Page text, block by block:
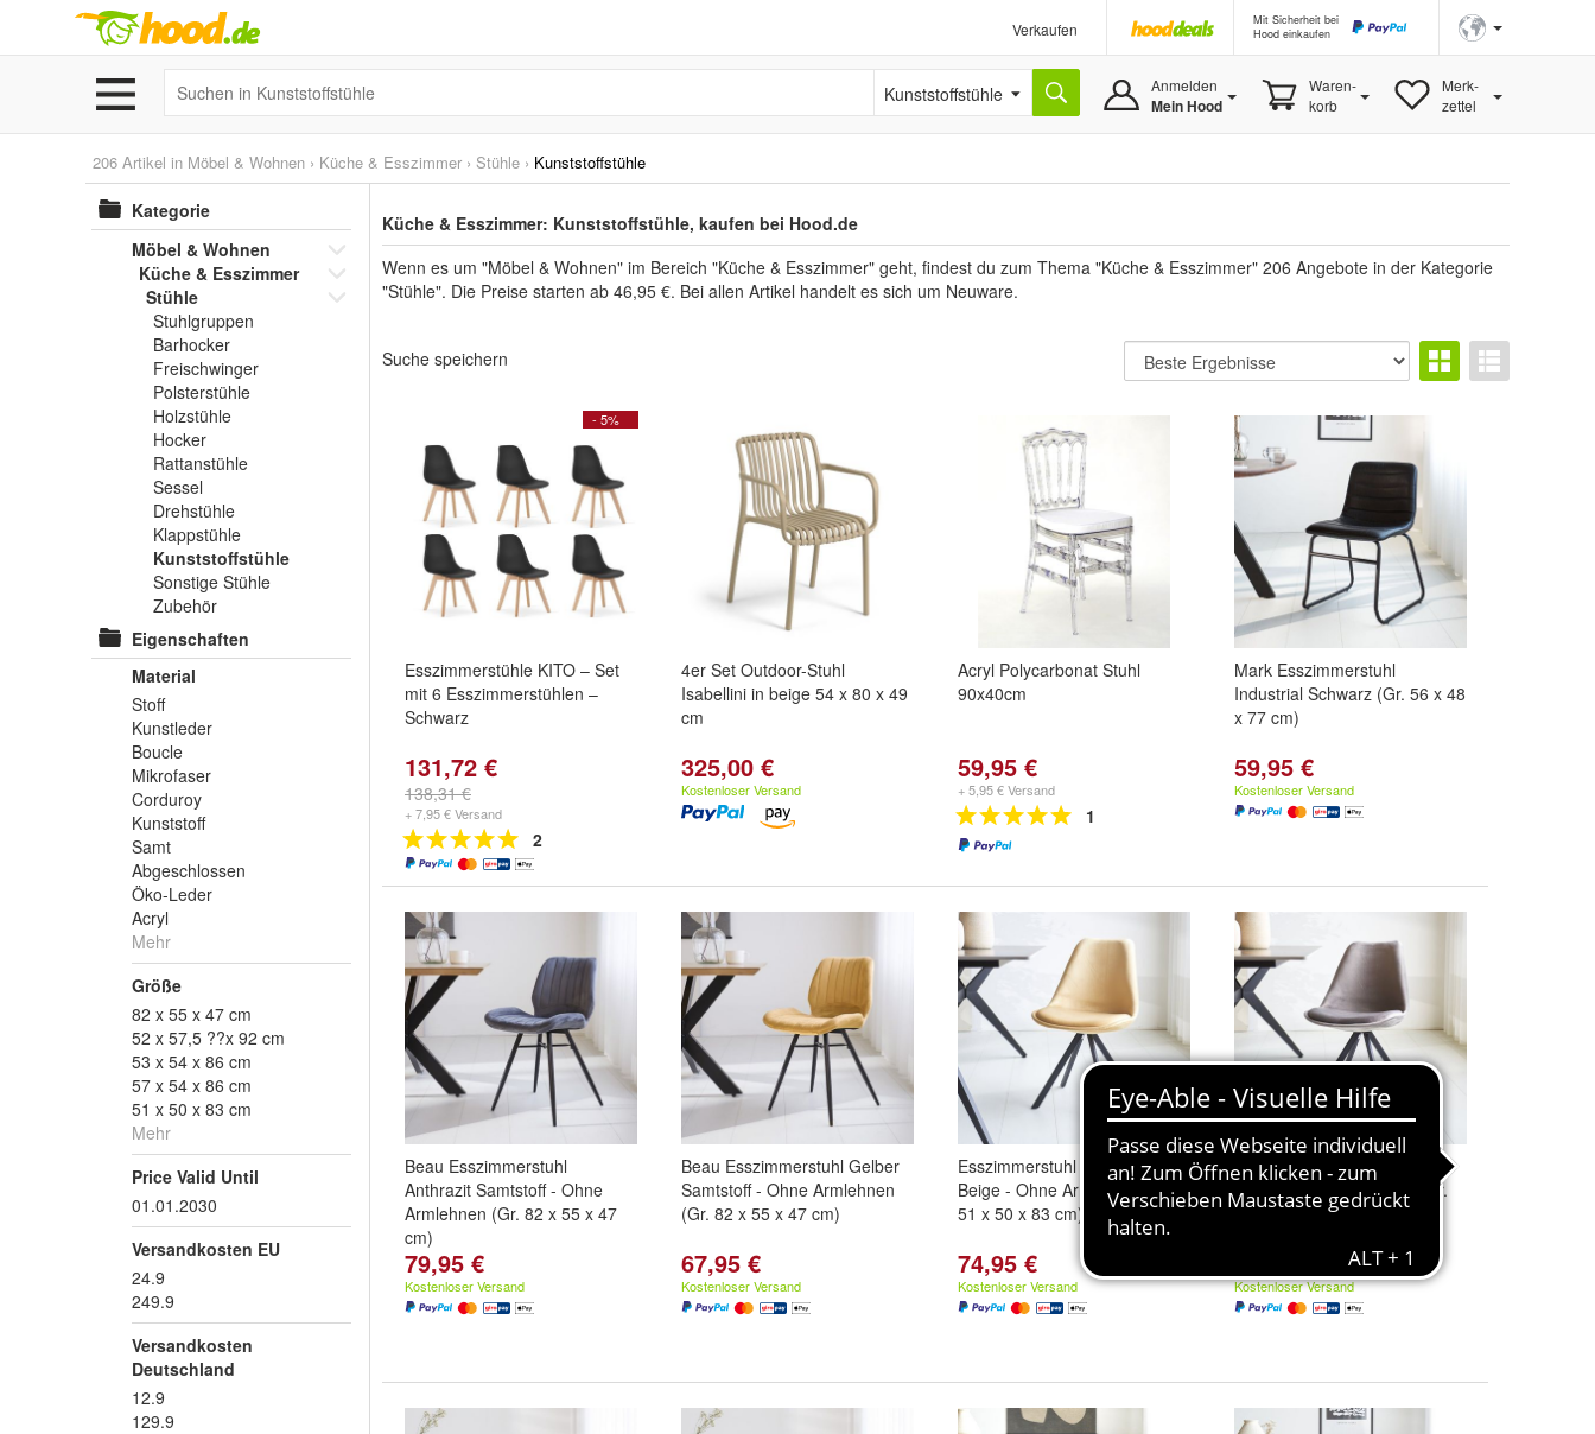
Verkaufen
Mit Sicherheit bei
Hood einkaufen
Kunststoffstühle Anmelden
Mein Hood
Waren-
korb
Merk-
zettel
206 Artikel in Möbel & Wohnen › Küche & Esszimmer › Stühle › Kunststoffstühle
Kategorie
Möbel & Wohnen
Küche & Esszimmer
Stühle
Stuhlgruppen
Barhocker
Freischwinger
Polsterstühle
Holzstühle
Hocker
Rattanstühle
Sessel
Drehstühle
Klappstühle
Kunststoffstühle
Sonstige Stühle
Zubehör
Eigenschaften
Material
Stoff
Kunstleder
Boucle
Mikrofaser
Corduroy
Kunststoff
Samt
Abgeschlossen
Öko-Leder
Acryl
Mehr
Größe
82 x 55 x 47 cm
52 x 57,5 ??x 92 cm
53 x 54 x 86 cm
57 x 54 x 86 cm
51 x 50 x 83 cm
Mehr
Price Valid Until
01.01.2030
Versandkosten EU
24.9
249.9
Versandkosten
Deutschland
12.9
129.9
Küche & Esszimmer: Kunststoffstühle, kaufen bei Hood.de
Wenn es um "Möbel & Wohnen" im Bereich "Küche & Esszimmer" geht, findest du zum Thema "Küche & Esszimmer" 206 Angebote in der Kategorie
"Stühle". Die Preise starten ab 46,95 €. Bei allen Artikel handelt es sich um Neuware.
Suche speichern
- 5%
Esszimmerstühle KITO – Set
mit 6 Esszimmerstühlen –
Schwarz
131,72 €
138,31 €
+ 7,95 € Versand
2
4er Set Outdoor-Stuhl
Isabellini in beige 54 x 80 x 49
cm
325,00 €
Kostenloser Versand
Acryl Polycarbonat Stuhl
90x40cm
59,95 €
+ 5,95 € Versand
1
Mark Esszimmerstuhl
Industrial Schwarz (Gr. 56 x 48
x 77 cm)
59,95 €
Kostenloser Versand
Beau Esszimmerstuhl
Anthrazit Samtstoff - Ohne
Armlehnen (Gr. 82 x 55 x 47
cm)
79,95 €
Kostenloser Versand
Beau Esszimmerstuhl Gelber
Samtstoff - Ohne Armlehnen
(Gr. 82 x 55 x 47 cm)
67,95 €
Kostenloser Versand
Esszimmerstuhl Jace Velvet
Beige - Ohne Armlehnen (Gr.
51 x 50 x 83 cm)
74,95 €
Kostenloser Versand
Esszimmerstuhl Jace Velvet
Grey - Ohne Armlehnen (Gr.
51 x 50 x 83 cm)
Kostenloser Versand